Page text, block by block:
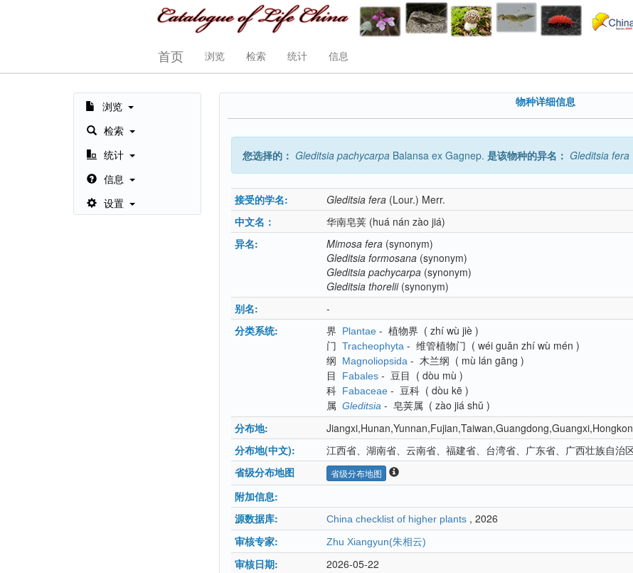
首页 浏览 检索 统计 信息
浏览
检索
统计
信息
设置
物种详细信息
您选择的： Gleditsia pachycarpa Balansa ex Gagnep. 是该物种的异名： Gleditsia fera
接受的学名: Gleditsia fera (Lour.) Merr.
中文名：
华南皂荚 (huá nán zào jiá)
异名:
Mimosa fera (synonym)
Gleditsia formosana (synonym)
Gleditsia pachycarpa (synonym)
Gleditsia thorelii(synonym)
别名:
-
分类系统:
界 Plantae - 植物界 ( zhí wù jiè )
门 Tracheophyta - 维管植物门 ( wéi guǎn zhí wù mén )
纲
Magnoliopsida - 木兰纲 ( mù lán gāng )
目
Fabales - 豆目 ( dòu mù )
科 Fabaceae - 豆科 ( dòu kē )
属 Gleditsia - 皂荚属 ( zào jiá shǔ )
分布地:
分布地(中文):
江西省、湖南省、云南省、福建省、台湾省、广东省、广西壮族自治
省级分布地图
省级分布地图
附加信息:
源数据库:
China checklist of higher plants , 2026
审核专家:
Zhu Xiangyun(朱相云)
审核日期:
2026-05-22